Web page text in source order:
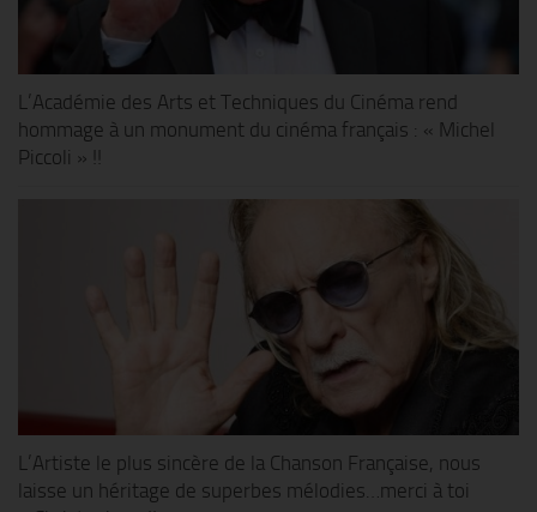
L’Académie des Arts et Techniques du Cinéma rend
hommage à un monument du cinéma français : « Michel
Piccoli » !!
L’Artiste le plus sincère de la Chanson Française, nous
laisse un héritage de superbes mélodies…merci à toi